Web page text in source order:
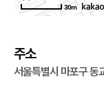
30m
주소
서울특별시 마포구